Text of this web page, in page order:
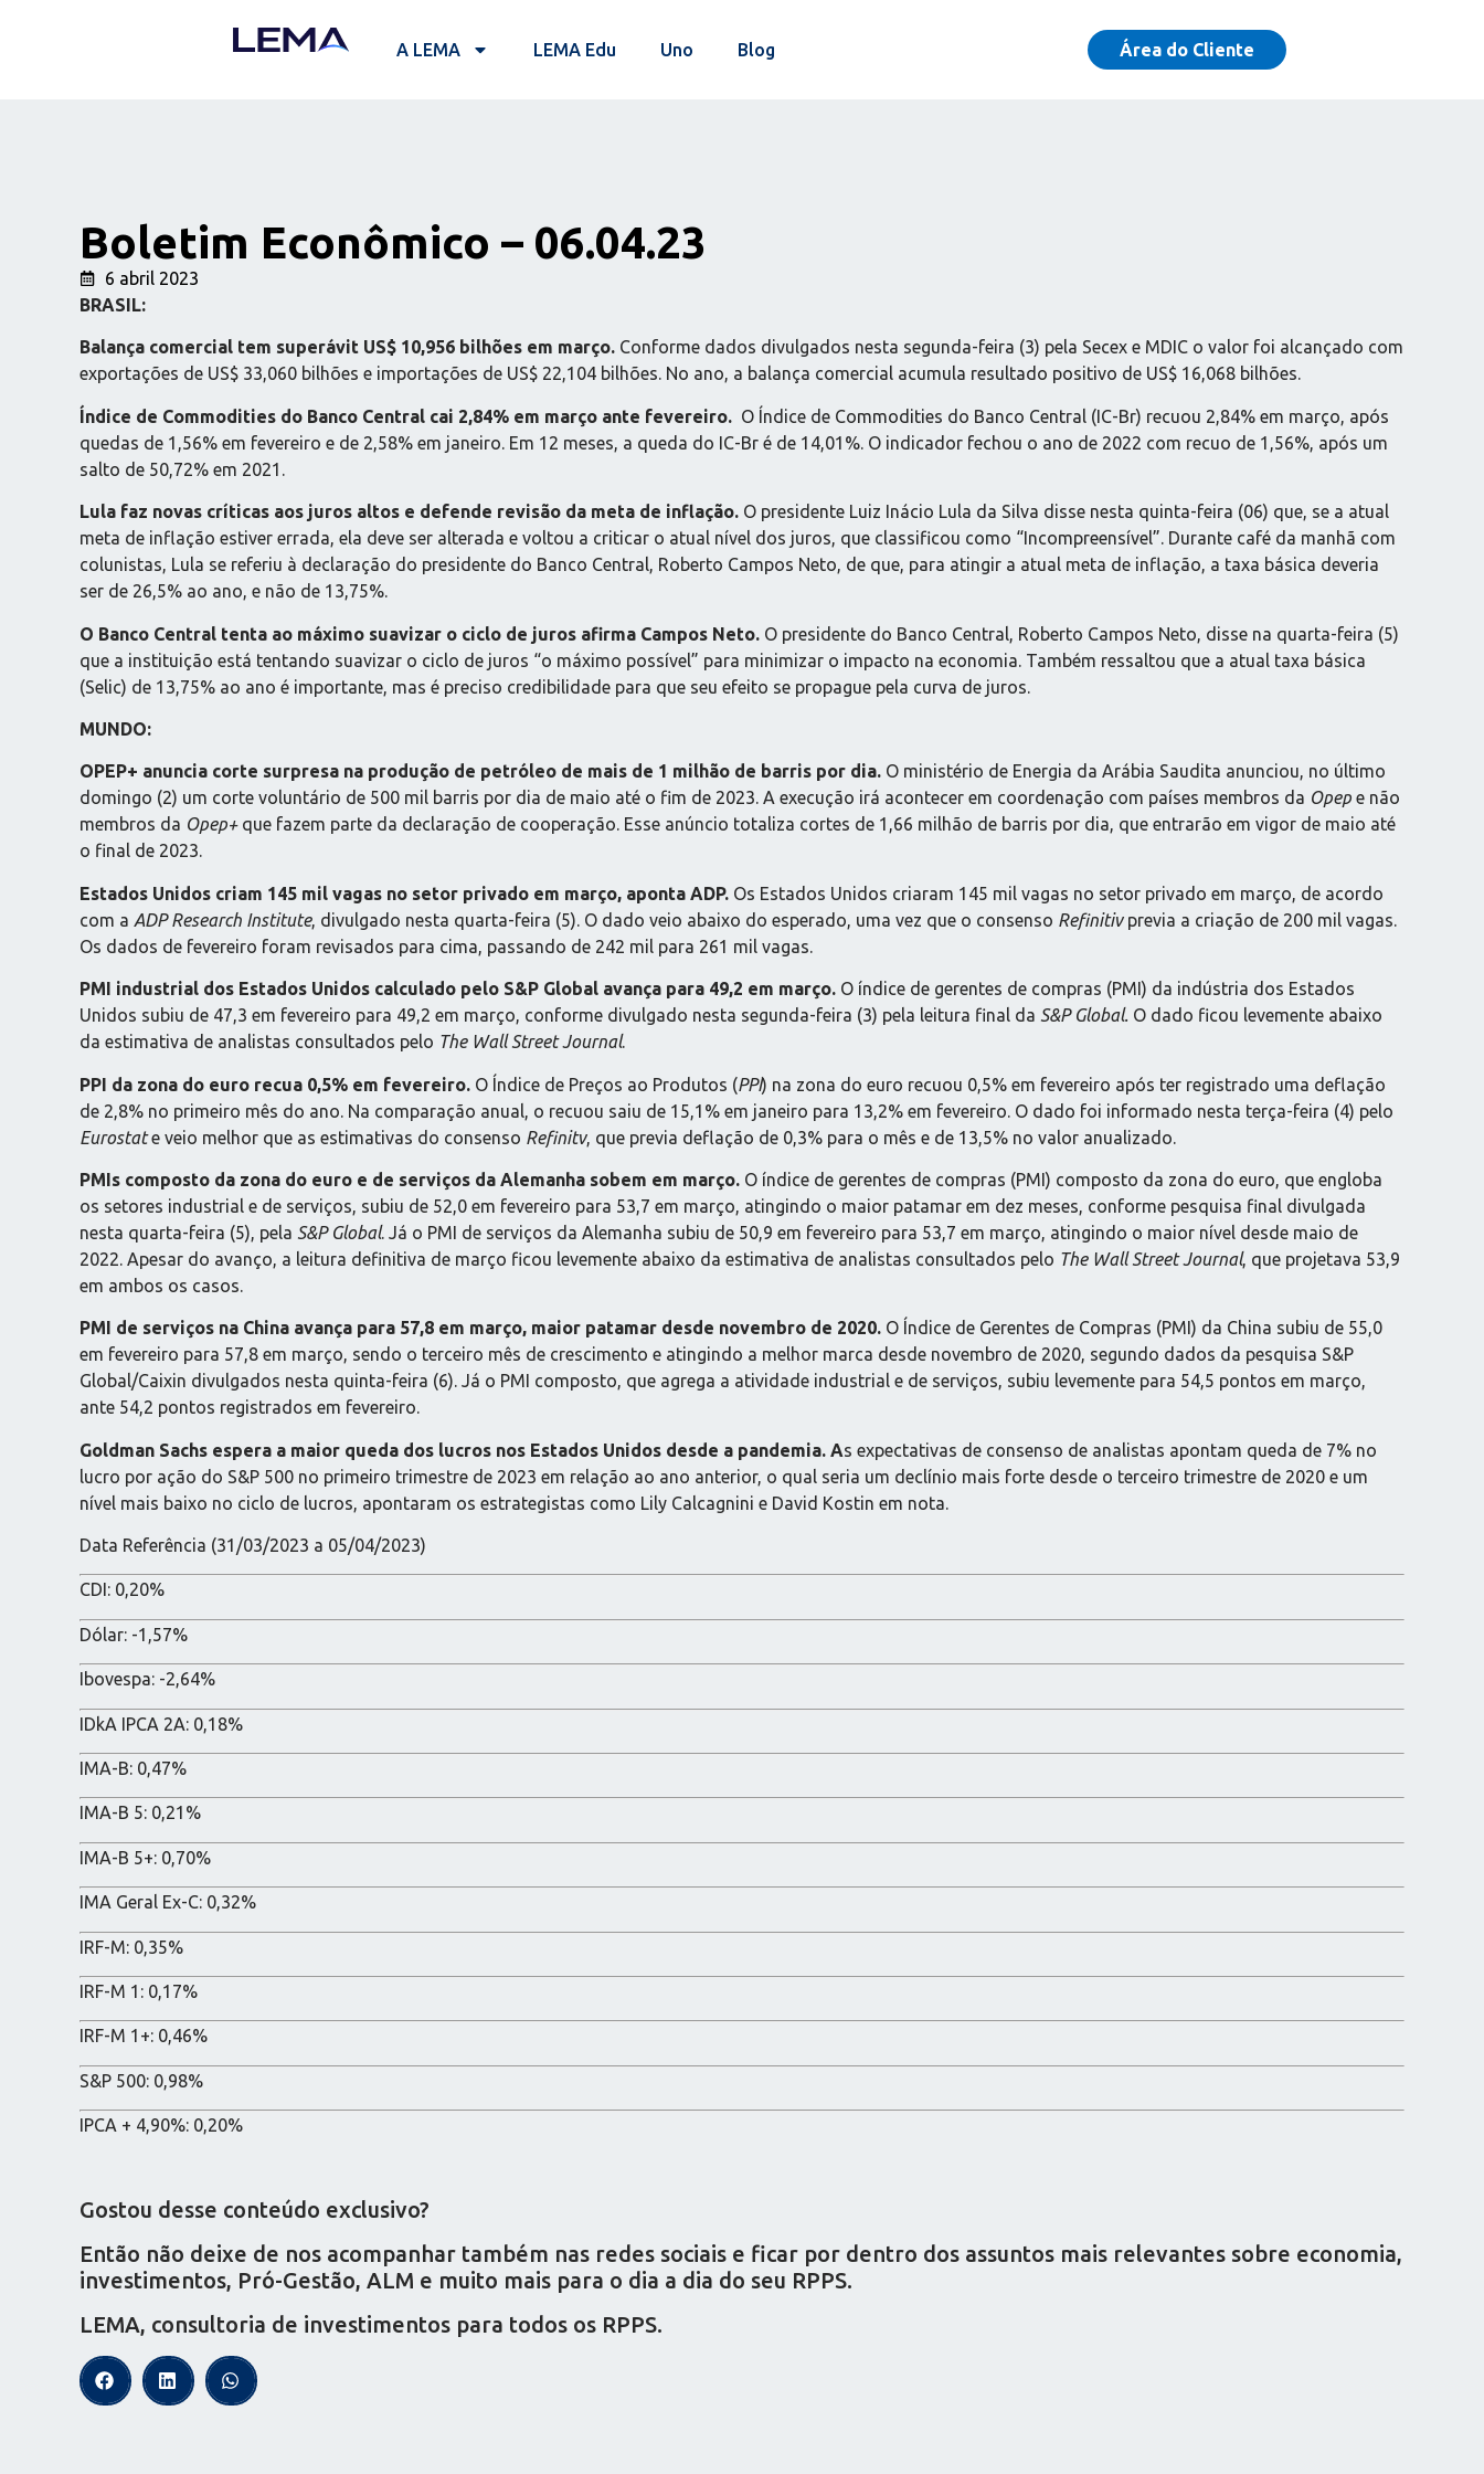
A LEMA LEMA Edu Uno Blog Área do Cliente
Boletim Econômico – 06.04.23
6 abril 2023
BRASIL:
Balança comercial tem superávit US$ 10,956 bilhões em março. Conforme dados divulgados nesta segunda-feira (3) pela Secex e MDIC o valor foi alcançado com
exportações de US$ 33,060 bilhões e importações de US$ 22,104 bilhões. No ano, a balança comercial acumula resultado positivo de US$ 16,068 bilhões.
Índice de Commodities do Banco Central cai 2,84% em março ante fevereiro. O Índice de Commodities do Banco Central (IC-Br) recuou 2,84% em março, após
quedas de 1,56% em fevereiro e de 2,58% em janeiro. Em 12 meses, a queda do IC-Br é de 14,01%. O indicador fechou o ano de 2022 com recuo de 1,56%, após um
salto de 50,72% em 2021.
Lula faz novas críticas aos juros altos e defende revisão da meta de inflação. O presidente Luiz Inácio Lula da Silva disse nesta quinta-feira (06) que, se a atual
meta de inflação estiver errada, ela deve ser alterada e voltou a criticar o atual nível dos juros, que classificou como “Incompreensível”. Durante café da manhã com
colunistas, Lula se referiu à declaração do presidente do Banco Central, Roberto Campos Neto, de que, para atingir a atual meta de inflação, a taxa básica deveria
ser de 26,5% ao ano, e não de 13,75%.
O Banco Central tenta ao máximo suavizar o ciclo de juros afirma Campos Neto. O presidente do Banco Central, Roberto Campos Neto, disse na quarta-feira (5)
que a instituição está tentando suavizar o ciclo de juros “o máximo possível” para minimizar o impacto na economia. Também ressaltou que a atual taxa básica
(Selic) de 13,75% ao ano é importante, mas é preciso credibilidade para que seu efeito se propague pela curva de juros.
MUNDO:
OPEP+ anuncia corte surpresa na produção de petróleo de mais de 1 milhão de barris por dia. O ministério de Energia da Arábia Saudita anunciou, no último
domingo (2) um corte voluntário de 500 mil barris por dia de maio até o fim de 2023. A execução irá acontecer em coordenação com países membros da Opep e não
membros da Opep+ que fazem parte da declaração de cooperação. Esse anúncio totaliza cortes de 1,66 milhão de barris por dia, que entrarão em vigor de maio até
o final de 2023.
Estados Unidos criam 145 mil vagas no setor privado em março, aponta ADP. Os Estados Unidos criaram 145 mil vagas no setor privado em março, de acordo
com a ADP Research Institute, divulgado nesta quarta-feira (5). O dado veio abaixo do esperado, uma vez que o consenso Refinitivprevia a criação de 200 mil vagas.
Os dados de fevereiro foram revisados para cima, passando de 242 mil para 261 mil vagas.
PMI industrial dos Estados Unidos calculado pelo S&P Global avança para 49,2 em março. O índice de gerentes de compras (PMI) da indústria dos Estados
Unidos subiu de 47,3 em fevereiro para 49,2 em março, conforme divulgado nesta segunda-feira (3) pela leitura final da S&P Global. O dado ficou levemente abaixo
da estimativa de analistas consultados pelo The Wall Street Journal.
PPI da zona do euro recua 0,5% em fevereiro. O Índice de Preços ao Produtos (PPI) na zona do euro recuou 0,5% em fevereiro após ter registrado uma deflação
de 2,8% no primeiro mês do ano. Na comparação anual, o recuou saiu de 15,1% em janeiro para 13,2% em fevereiro. O dado foi informado nesta terça-feira (4) pelo
Eurostate veio melhor que as estimativas do consenso Refinitv, que previa deflação de 0,3% para o mês e de 13,5% no valor anualizado.
PMIs composto da zona do euro e de serviços da Alemanha sobem em março. O índice de gerentes de compras (PMI) composto da zona do euro, que engloba
os setores industrial e de serviços, subiu de 52,0 em fevereiro para 53,7 em março, atingindo o maior patamar em dez meses, conforme pesquisa final divulgada
nesta quarta-feira (5), pela S&P Global. Já o PMI de serviços da Alemanha subiu de 50,9 em fevereiro para 53,7 em março, atingindo o maior nível desde maio de
2022. Apesar do avanço, a leitura definitiva de março ficou levemente abaixo da estimativa de analistas consultados pelo The Wall Street Journal, que projetava 53,9
em ambos os casos.
PMI de serviços na China avança para 57,8 em março, maior patamar desde novembro de 2020. O Índice de Gerentes de Compras (PMI) da China subiu de 55,0
em fevereiro para 57,8 em março, sendo o terceiro mês de crescimento e atingindo a melhor marca desde novembro de 2020, segundo dados da pesquisa S&P
Global/Caixin divulgados nesta quinta-feira (6). Já o PMI composto, que agrega a atividade industrial e de serviços, subiu levemente para 54,5 pontos em março,
ante 54,2 pontos registrados em fevereiro.
Goldman Sachs espera a maior queda dos lucros nos Estados Unidos desde a pandemia. As expectativas de consenso de analistas apontam queda de 7% no
lucro por ação do S&P 500 no primeiro trimestre de 2023 em relação ao ano anterior, o qual seria um declínio mais forte desde o terceiro trimestre de 2020 e um
nível mais baixo no ciclo de lucros, apontaram os estrategistas como Lily Calcagnini e David Kostin em nota.
Data Referência (31/03/2023 a 05/04/2023)
CDI: 0,20%
Dólar: -1,57%
Ibovespa: -2,64%
IDkA IPCA 2A: 0,18%
IMA-B: 0,47%
IMA-B 5: 0,21%
IMA-B 5+: 0,70%
IMA Geral Ex-C: 0,32%
IRF-M: 0,35%
IRF-M 1: 0,17%
IRF-M 1+: 0,46%
S&P 500: 0,98%
IPCA + 4,90%: 0,20%
Gostou desse conteúdo exclusivo?
Então não deixe de nos acompanhar também nas redes sociais e ficar por dentro dos assuntos mais relevantes sobre economia,
investimentos, Pró-Gestão, ALM e muito mais para o dia a dia do seu RPPS.
LEMA, consultoria de investimentos para todos os RPPS.